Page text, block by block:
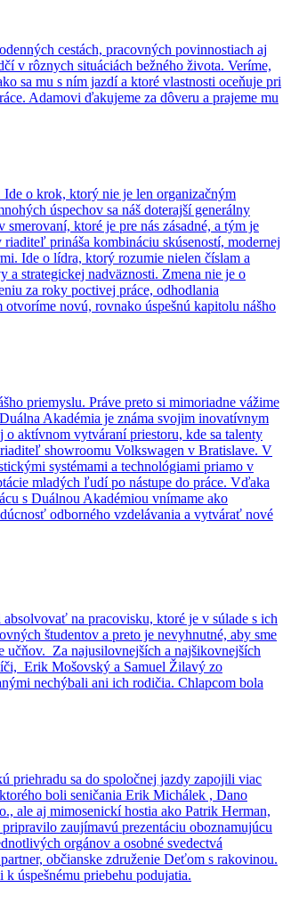
cestách, pracovných povinnostiach aj
v rôznych situáciách bežného života. Veríme,
sa mu s ním jazdí a ktoré vlastnosti oceňuje pri
Adamovi ďakujeme za dôveru a prajeme mu
o krok, ktorý nie je len organizačným
úspechov sa náš doterajší generálny
ktoré je pre nás zásadné, a tým je
prináša kombináciu skúseností, modernej
Ide o lídra, ktorý rozumie nielen číslam a
a strategickej nadväznosti. Zmena nie je o
za roky poctivej práce, odhodlania
novú, rovnako úspešnú kapitolu nášho
priemyslu. Práve preto si mimoriadne vážime
Akadémia je známa svojim inovatívnym
o aktívnom vytváraní priestoru, kde sa talenty
showroomu Volkswagen v Bratislave. V
systémami a technológiami priamo v
mladých ľudí po nástupe do práce. Vďaka
s Duálnou Akadémiou vnímame ako
odborného vzdelávania a vytvárať nové
na pracovisku, ktoré je v súlade s ich
študentov a preto je nevyhnutné, aby sme
učňov. Za najusilovnejších a najšikovnejších
Erik Mošovský a Samuel Žilavý zo
nechýbali ani ich rodičia. Chlapcom bola
priehradu sa do spoločnej jazdy zapojili viac
boli seničania Erik Michálek , Dano
ale aj mimosenickí hostia ako Patrik Herman,
zaujímavú prezentáciu oboznamujúcu
orgánov a osobné svedectvá
občianske združenie Deťom s rakovinou.
úspešnému priebehu podujatia.